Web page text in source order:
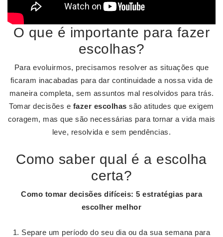
O que é importante para fazer
escolhas?
Para evoluirmos, precisamos resolver as situações que
ficaram inacabadas para dar continuidade a nossa vida de
maneira completa, sem assuntos mal resolvidos para trás.
Tomar decisões e fazer escolhas são atitudes que exigem
coragem, mas que são necessárias para tornar a vida mais
leve, resolvida e sem pendências.
Como saber qual é a escolha
certa?
Como tomar decisões difíceis: 5 estratégias para
escolher melhor
Separe um período do seu dia ou da sua semana para